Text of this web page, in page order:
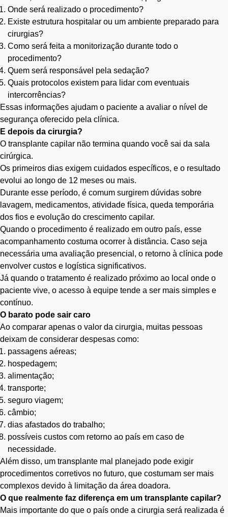
Onde será realizado o procedimento?
Existe estrutura hospitalar ou um ambiente preparado para
cirurgias?
Como será feita a monitorização durante todo o
procedimento?
Quem será responsável pela sedação?
Quais protocolos existem para lidar com eventuais
intercorrências?
Essas informações ajudam o paciente a avaliar o nível de
segurança oferecido pela clínica.
E depois da cirurgia?
O transplante capilar não termina quando você sai da sala
cirúrgica.
Os primeiros dias exigem cuidados específicos, e o resultado
evolui ao longo de 12 meses ou mais.
Durante esse período, é comum surgirem dúvidas sobre
lavagem, medicamentos, atividade física, queda temporária
dos fios e evolução do crescimento capilar.
Quando o procedimento é realizado em outro país, esse
acompanhamento costuma ocorrer à distância. Caso seja
necessária uma avaliação presencial, o retorno à clínica pode
envolver custos e logística significativos.
Já quando o tratamento é realizado próximo ao local onde o
paciente vive, o acesso à equipe tende a ser mais simples e
contínuo.
O barato pode sair caro
Ao comparar apenas o valor da cirurgia, muitas pessoas
deixam de considerar despesas como:
passagens aéreas;
hospedagem;
alimentação;
transporte;
seguro viagem;
câmbio;
dias afastados do trabalho;
possíveis custos com retorno ao país em caso de
necessidade.
Além disso, um transplante mal planejado pode exigir
procedimentos corretivos no futuro, que costumam ser mais
complexos devido à limitação da área doadora.
O que realmente faz diferença em um transplante capilar?
Mais importante do que o país onde a cirurgia será realizada é